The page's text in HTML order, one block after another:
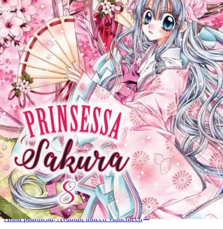
Romanttinen seikkailu keskiajan Japanissa! Lukijoiden suosikki
Arina Tanemuran mangaa julkaistaan taas pitkästä aikaa suomeksi.
Sakura on nuori aatelisneito Heian-kaudella (794-1185). Hän asuu
syrjäisessä maaseutupalatsissa, mutta muuten kaikki näyttää sujuvan
ongelmitta. Elämä on turvattua, ympärillä ystäviä ja puolisoksi
luvassa keisarihuoneen prinssi. Mutta kun Sakura joutuu
kammottavan hirviön hyökkäyksen kohteeksi, selviää, että hän ei ole
tavallinen ihminen vaan jotakin ihmeellisempää ja myös
pelottavampaa. Eikä edes puolisoehdokkaan kanssa suju ihan
hyvin... ikäsuositus: 10+
Ominaisuudet
Oletko tyytyväinen tuotetietoihin?
Ovatko tuotetiedot riittävät? Jos tuotetiedoissa on puutteita tai niitä
voisi muuten parantaa, anna palautetta.
Anna palautetta,Avautuu uuteen välilehteen